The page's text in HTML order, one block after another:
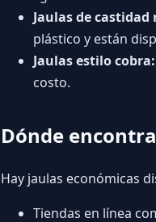
Jaulas de castidad
plástico y están
Jaulas estilo cobra:
costo.
Dónde
Hay jaulas económicas
Tiendas en línea